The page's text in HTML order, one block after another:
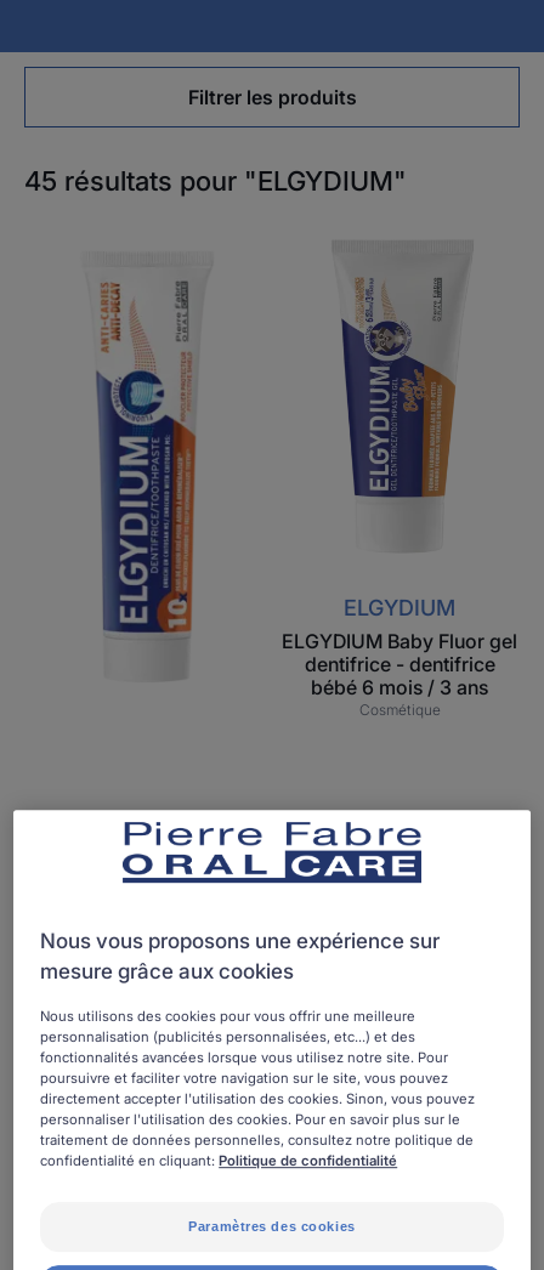
Filtrer les produits
45 résultats pour "ELGYDIUM"
caries
dentifrice
ELGYDIUM
Cosmétique
Fluor
gel
dentifrice
-
dentifrice
bébé
mois
ELGYDIUM
ELGYDIUM Baby Fluor gel
dentifrice - dentifrice
bébé 6 mois / 3 ans
Cosmétique
ELGYDIUM
Chrono
-
Dentifrice
éducatif
ELGYDIUM
Sensiprotect
-
dentifrice
Nous vous proposons une expérience sur
mesure grâce aux cookies
Nous utilisons des cookies pour vous offrir une meilleure
personnalisation (publicités personnalisées, etc...) et des
fonctionnalités avancées lorsque vous utilisez notre site. Pour
poursuivre et faciliter votre navigation sur le site, vous pouvez
directement accepter l'utilisation des cookies. Sinon, vous pouvez
personnaliser l'utilisation des cookies. Pour en savoir plus sur le
traitement de données personnelles, consultez notre politique de
confidentialité en cliquant:Politique de confidentialité
Paramètres des cookies